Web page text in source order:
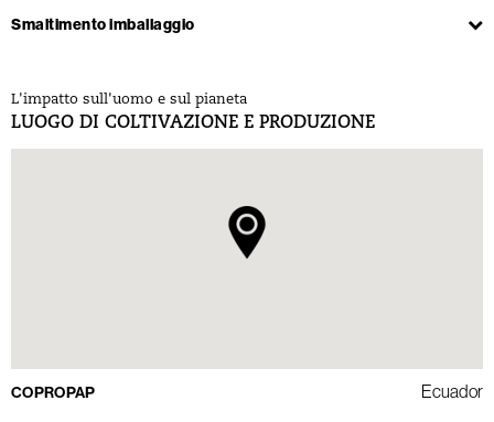
Smaltimento imballaggio
L'impatto sull'uomo e sul pianeta
LUOGO DI COLTIVAZIONE E PRODUZIONE
COPROPAP Ecuador